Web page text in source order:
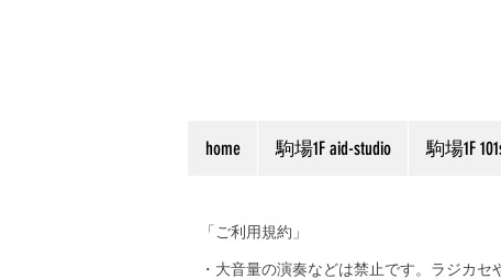
home 駒場1F aid-studio 駒場1F
「​ご利用規約」
・大音量の演奏などは禁止です。ラジカセ